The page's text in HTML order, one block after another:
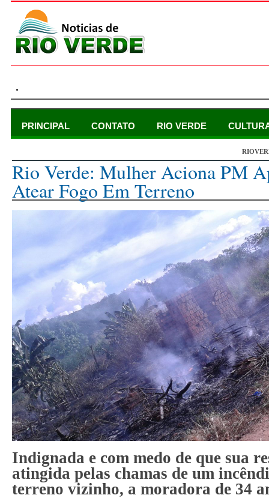
.
PRINCIPAL CONTATO RIO VERDE
Rio Verde: Mulher Aciona PM
Atear Fogo Em Terreno
Indignada e com medo de que sua
atingida pelas chamas de um
terreno vizinho, a moradora de 34